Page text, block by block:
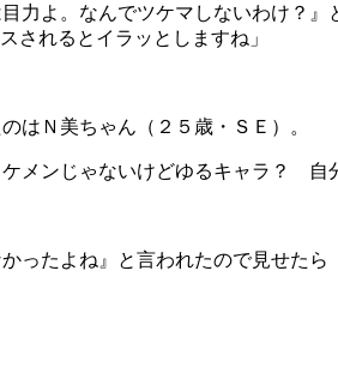
力よ。なんでツケマしないわけ？
されるとイラッとしますね」
はＮ美ちゃん（２５歳・ＳＥ）。
メンじゃないけどゆるキャラ？ 自
ったよね』と言われたので見せた